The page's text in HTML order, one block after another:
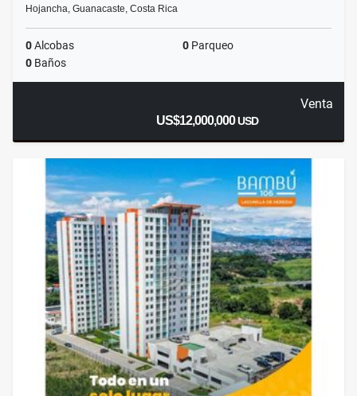
Hojancha, Guanacaste, Costa Rica
0Alcobas 0 Parqueo
0 Baños
Venta
US$12,000,000USD